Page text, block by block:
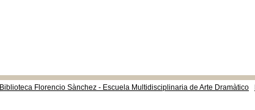
Biblioteca Florencio Sànchez - Escuela Multidisciplinaria de Arte Dramàtico